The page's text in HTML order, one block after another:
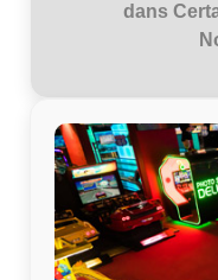
dans